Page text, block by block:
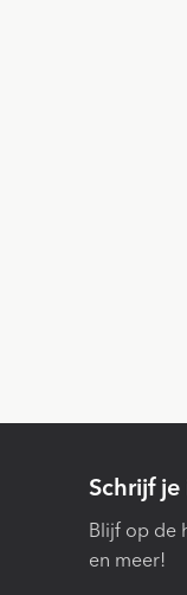
Schrijf
Blijf op de
en meer!